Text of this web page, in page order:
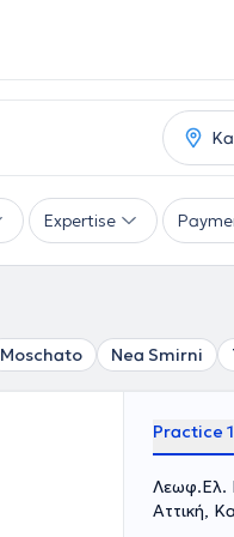
Expertise
Moschato Nea Smirni
Practice 1
Λεωφ.Ελ.
Αττική,